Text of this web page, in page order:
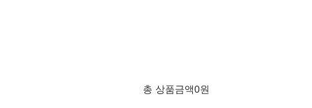
총 상품금액0원